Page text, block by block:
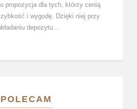
propozycja dla tych, którzy cenią
i wygodę. Dzięki niej przy
depozytu...
POLECAM